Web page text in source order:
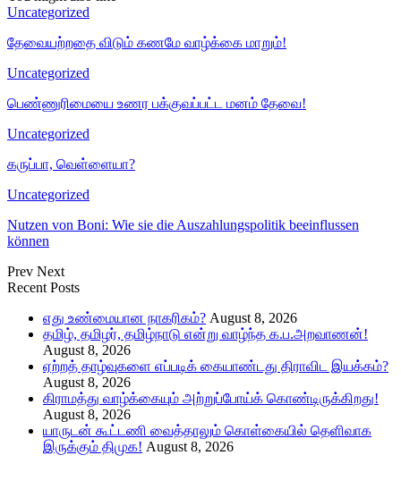
Uncategorized
தேவையற்றதை விடும் கணமே வாழ்க்கை மாறும்!
Uncategorized
பெண்ணுரிமையை உணர பக்குவப்பட்ட மனம் தேவை!
Uncategorized
கருப்பா, வெள்ளையா?
Uncategorized
Nutzen von Boni: Wie sie die Auszahlungspolitik beeinflussen
können
Prev Next
Recent Posts
எது உண்மையான நாகரிகம்? August 8, 2026
தமிழ், தமிழர், தமிழ்நாடு என்று வாழ்ந்த க.ப.அறவாணன்!
August 8, 2026
ஏற்றத் தாழ்வுகளை எப்படிக் கையாண்டது திராவிட இயக்கம்?
August 8, 2026
கிராமத்து வாழ்க்கையும் அற்றுப்போய்க் கொண்டிருக்கிறது!
August 8, 2026
யாருடன் கூட்டணி வைத்தாலும் கொள்கையில் தெளிவாக
இருக்கும் திமுக! August 8, 2026